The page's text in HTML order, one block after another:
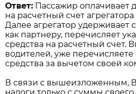
Ответ: Пассажир оплачивает
на расчетный счет
Далее агрегатор удерживает
как партнеру, перечисляет
средства на расчетный счет.
водителей, уже
средства за вычетом своей
В связи с вышеизложенным,